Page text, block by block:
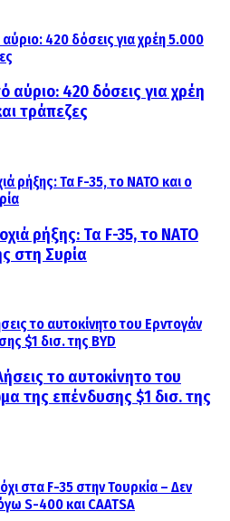
αύριο: 420 δόσεις για χρέη
τράπεζες
ρήξης: Τα F-35, το ΝΑΤΟ
στη Συρία
το αυτοκίνητο του
της επένδυσης $1 δισ. της